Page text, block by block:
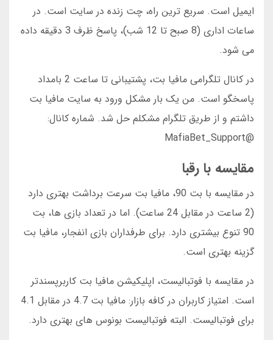
ایمیل است. سریع ترین راه، چت زنده در سایت است. در
ساعات اداری (8 صبح تا 12 شب)، پاسخ ظرف 3 دقیقه داده
می شود.
در کانال تلگرامی مافیا بت، پشتیبانی تا ساعت 2 بامداد
پاسخگو است. من یک بار مشکل ورود به سایت مافیا بت
داشتم و از طریق تلگرام مشکلم حل شد. شماره کانال:
@MafiaBet_Support
مقایسه با رقبا
در مقایسه با بت 90، مافیا بت سرعت برداشت بهتری دارد
(2 ساعت در مقابل 24 ساعت). اما در تعداد بازی ها، بت
90 تنوع بیشتری دارد. برای طرفداران بازی انفجار، مافیا بت
گزینه بهتری است.
در مقایسه با فوتبالیست، اپلیکیشن مافیا بت کاربرپسندتر
است. امتیاز کاربران در کافه بازار: مافیا بت 4.7 در مقابل 4.1
برای فوتبالیست. البته فوتبالیست بونوس های بهتری دارد.